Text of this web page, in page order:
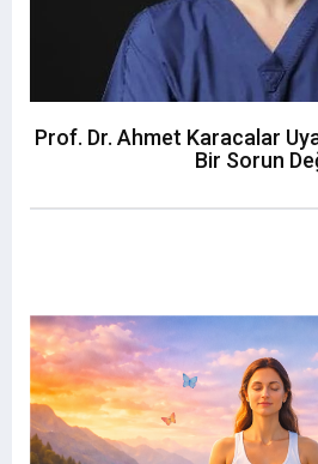
Prof. Dr. Ahmet Karacalar
Bir Sorun